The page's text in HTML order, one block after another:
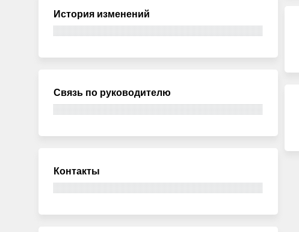
История изменений
Связь по руководителю
Контакты